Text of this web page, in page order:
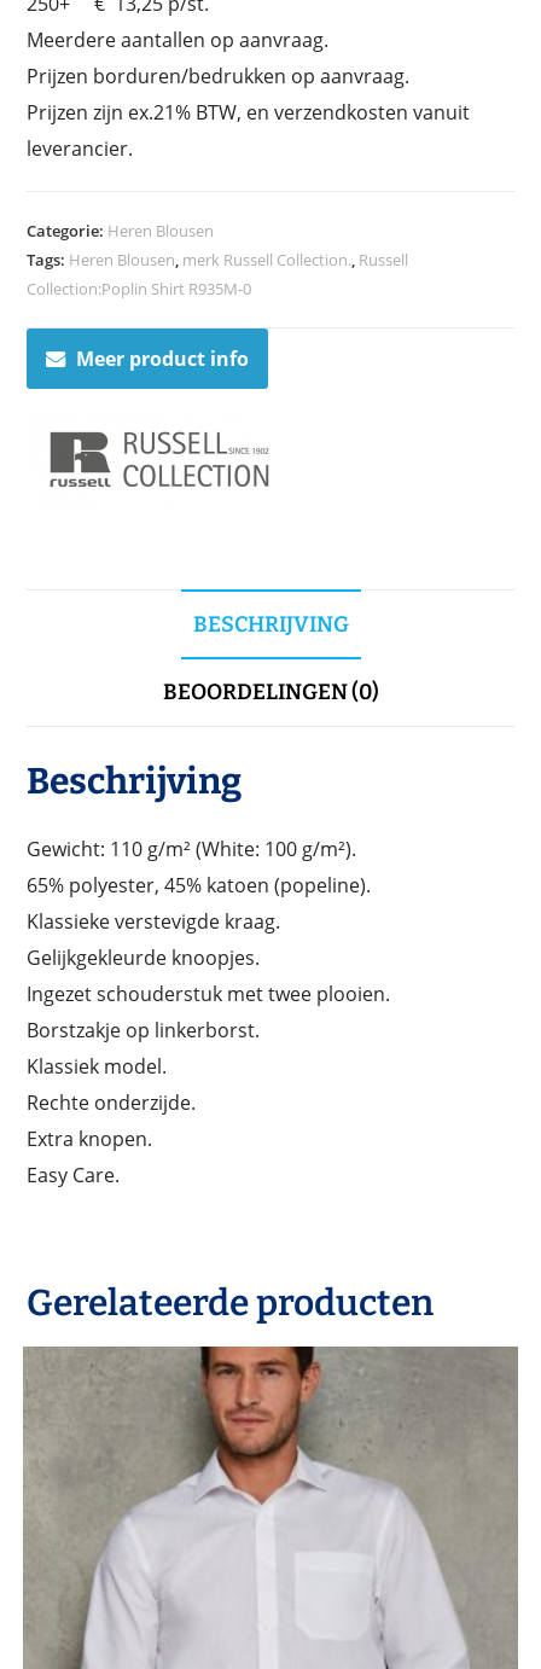
Meerdere aantallen op aanvraag.
Prijzen borduren/bedrukken op aanvraag.
Prijzen zijn ex.21% BTW, en verzendkosten vanuit
leverancier.
Categorie: Heren Blousen
Tags: Heren Blousen, merk Russell Collection., Russell
Collection:Poplin Shirt R935M-0
Meer product info
BESCHRIJVING
BEOORDELINGEN (0)
Beschrijving
Gewicht: 110 g/m² (White: 100 g/m²).
65% polyester, 45% katoen (popeline).
Klassieke verstevigde kraag.
Gelijkgekleurde knoopjes.
Ingezet schouderstuk met twee plooien.
Borstzakje op linkerborst.
Klassiek model.
Rechte onderzijde.
Extra knopen.
Easy Care.
Gerelateerde producten